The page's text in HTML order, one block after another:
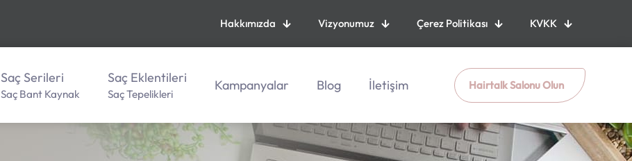
Hakkımızda Vizyonumuz Çerez Politikası KVKK
Saç Serileri
Saç Bant Kaynak
Saç Eklentileri
Saç Tepelikleri
Kampanyalar Blog İletişim Hairtalk Salonu Olun